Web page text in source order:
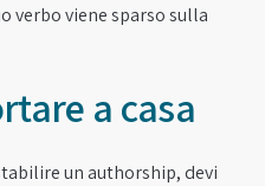
verbo viene sparso sulla
a casa
un authorship, devi